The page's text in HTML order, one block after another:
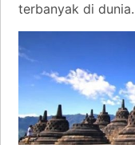
terbanyak di dunia.